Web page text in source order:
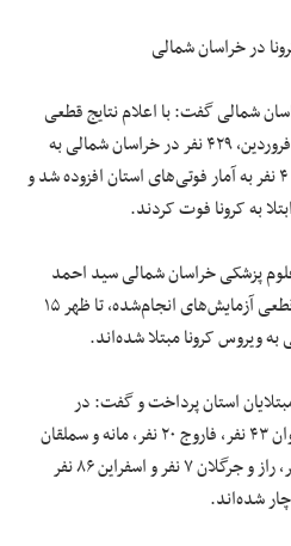
شمالی گفت: با اعلام نتایج قطعی
آزمایش‌های انجام شده، تا ظهر ۱۵ فروردین، ۴۲۹ نفر در خراسان شمالی به
ویروس کرونا مبتلا شده و متاسفانه ۴ نفر به آمار فوتی‌های استان افزوده شد و
پزشکی خراسان شمالی سید احمد
هاشمی اظهار کرد: با اعلام نتایج قطعی آزمایش‌های انجام‌شده، تا ظهر ۱۵
استان پرداخت و گفت: در
شهرستان‌های بجنورد ۲۱۰ نفر، شیروان ۴۳ نفر، فاروج ۲۰ نفر، مانه و سملقان
۲۵ نفر، جاجرم ۱۸ نفر، گرمه ۲۰ نفر، راز و جرگلان ۷ نفر و اسفراین ۸۶ نفر